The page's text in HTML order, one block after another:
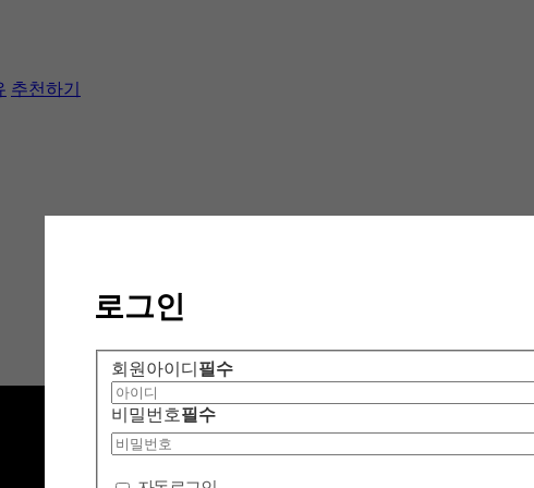
로그인
회원아이디 필수
비밀번호필수
추천하기